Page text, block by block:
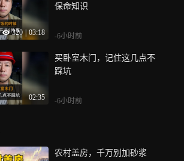
320 03:18
保命知识
-6小时前
02:35
买卧室木门，记住这几点不
踩坑
-6小时前
农村盖房，千万别加砂浆